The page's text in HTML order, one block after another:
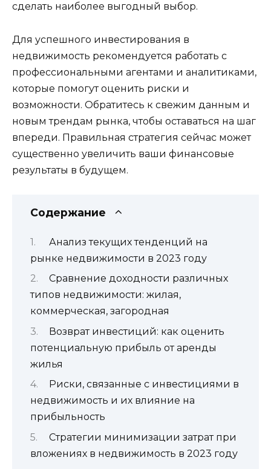
сделать наиболее выгодный выбор.
Для успешного инвестирования в
недвижимость рекомендуется работать с
профессиональными агентами и аналитиками,
которые помогут оценить риски и
возможности. Обратитесь к свежим данным и
новым трендам рынка, чтобы оставаться на шаг
впереди. Правильная стратегия сейчас может
существенно увеличить ваши финансовые
результаты в будущем.
Содержание
Анализ текущих тенденций на
рынке недвижимости в 2023 году
Сравнение доходности различных
типов недвижимости: жилая,
коммерческая, загородная
Возврат инвестиций: как оценить
потенциальную прибыль от аренды
жилья
Риски, связанные с инвестициями в
недвижимость и их влияние на
прибыльность
Стратегии минимизации затрат при
вложениях в недвижимость в 2023 году